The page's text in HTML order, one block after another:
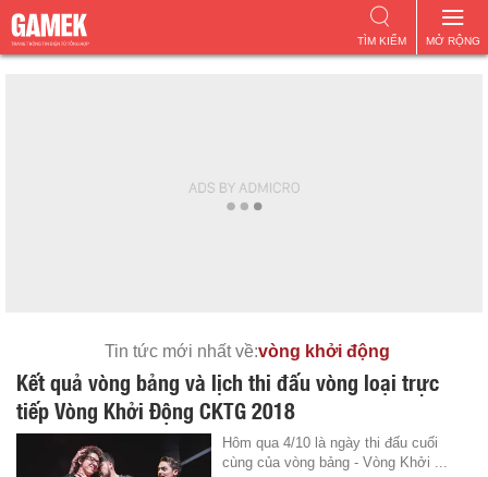
MỞ RỘNG
TÌM KIẾM
Tin tức mới nhất về:vòng khởi động
Kết quả vòng bảng và lịch thi đấu vòng loại trực
tiếp Vòng Khởi Động CKTG 2018
Hôm qua 4/10 là ngày thi đấu cuối
cùng của vòng bảng - Vòng Khởi ...